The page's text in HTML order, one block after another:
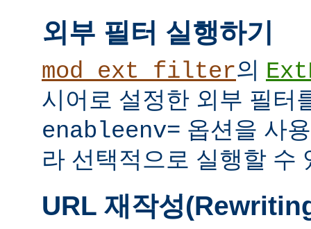
외부 필터 실행하기
mod_ext_filter의
시어로 설정한 외부 필터
enableenv= 옵션을 사
라 선택적으로 실행할 수
URL 재작성